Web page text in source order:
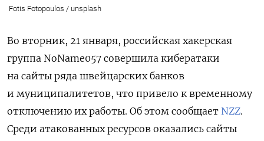
Fotis Fotopoulos / unsplash
Во вторник, 21 января, российская хакерская
группа NoName057 совершила кибератаки
на сайты ряда швейцарских банков
и муниципалитетов, что привело к временному
отключению их работы. Об этом сообщает NZZ.
Среди атакованных ресурсов оказались сайты